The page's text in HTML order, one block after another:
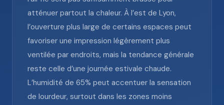
atténuer partout la chaleur. À l’est de Lyon,
l’ouverture plus large de certains espaces peut
favoriser une impression légèrement plus
ventilée par endroits, mais la tendance générale
reste celle d’une journée estivale chaude.
L’humidité de 65% peut accentuer la sensation
de lourdeur, surtout dans les zones moins